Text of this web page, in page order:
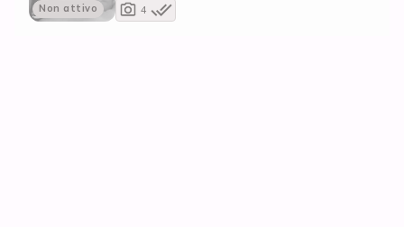
Non attivo 4